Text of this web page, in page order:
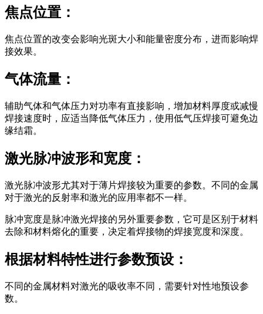
焦点位置：
焦点位置的改变会影响光斑大小和能量密度分布，进而影响焊
接效果。
气体流量：
辅助气体和气体压力对功率有直接影响，增加材料厚度或减慢
焊接速度时，应适当降低气体压力，使用低气压焊接可避免边
缘结霜。
激光脉冲波形和宽度：
激光脉冲波形尤其对于薄片焊接较为重要的参数。不同的金属
对于激光的反射率和激光的应用率都不一样。
脉冲宽度是脉冲激光焊接的另外重要参数，它可是区别于材料
去除和材料熔化的重要，决定着焊接物的焊接宽度和深度。
根据材料特性进行参数预设：
不同的金属材料对激光的吸收率不同，需要针对性地预设参
数。